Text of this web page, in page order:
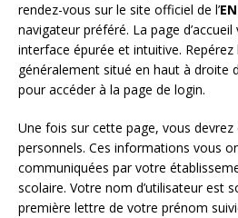
rendez-vous sur le site officiel de l’
navigateur préféré. La page
interface épurée et intuitive.
généralement situé en haut à droite
pour accéder à la page de login.
Une fois sur cette page, vous
personnels. Ces informations vous
communiquées par votre
scolaire. Votre nom d’utilisateur est
première lettre de votre prénom